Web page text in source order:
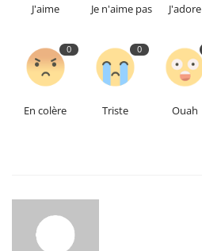
J'aime Je n'aime pas J'adore
0
En colère
0
Triste Ouah